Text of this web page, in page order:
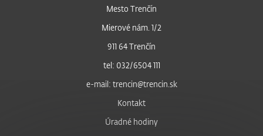
Mesto Trenčín
Mierové nám. 1/2
911 64 Trenčín
tel: 032/6504 111
e-mail: trencin@trencin.sk
Kontakt
Úradné hodiny